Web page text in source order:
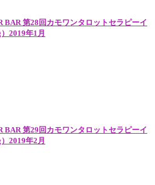
BAR 第28回カモワンタロットセラピーイ
2019年1月
BAR 第29回カモワンタロットセラピーイ
2019年2月